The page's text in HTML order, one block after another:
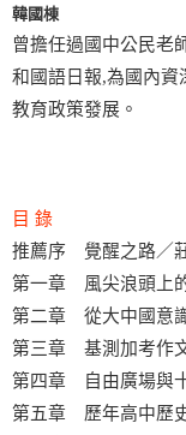
韓國棟
曾擔任過國中公民老
和國語日報,為國內資
教育政策發展。
目 錄
推薦序 覺醒之路／
第一章 風尖浪頭上
第二章 從大中國意
第三章 基測加考作
第四章 自由廣場與
第五章 歷年高中歷